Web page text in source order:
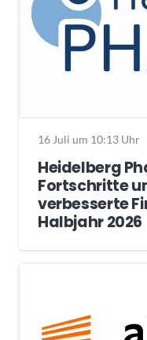
16 Juli um 10:13 Uhr
Heidelberg
Fortschritte
verbesserte
Halbjahr 2026